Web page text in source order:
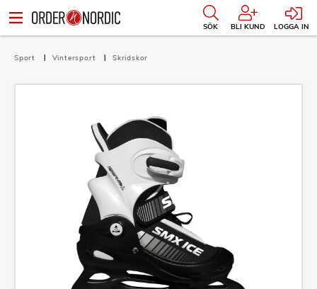
SÖK BLI KUND LOGGA IN
Sport Vintersport Skridskor